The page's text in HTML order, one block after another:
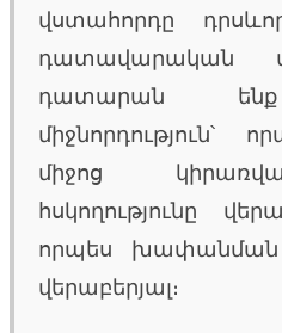
վստահորդը
դատավարական
դատարան ենք
միջոց
հսկողությունը
որպես խափանման
վերաբերյալ։